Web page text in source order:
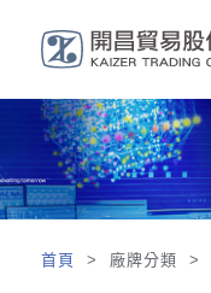
首頁 > 廠牌分類 >